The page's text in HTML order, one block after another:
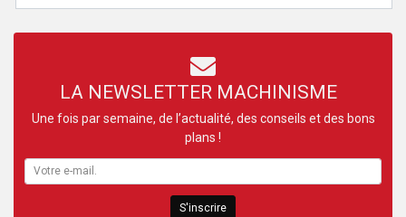
LA NEWSLETTER MACHINISME
Une fois par semaine, de l’actualité, des conseils et des bons
plans !
S'inscrire